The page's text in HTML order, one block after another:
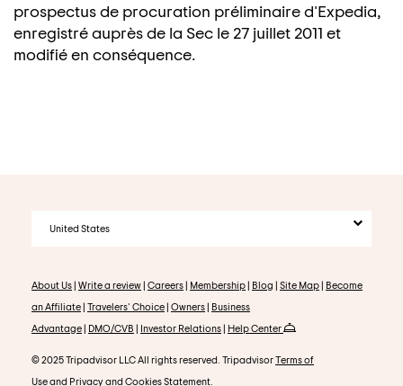
prospectus de procuration préliminaire d'Expedia,
enregistré auprès de la Sec le 27 juillet 2011 et
modifié en conséquence.
United States
About Us| Write a review| Careers| Membership| Blog | Site Map| Become
an Affiliate| Travelers' Choice| Owners| Business
Advantage| DMO/CVB | Investor Relations| Help Center
© 2025 Tripadvisor LLC All rights reserved. TripadvisorTerms of
Useand Privacy and Cookies Statement